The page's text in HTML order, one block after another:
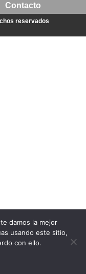
damos la mejor
usando este sitio,
con ello.
Contacto
reservados